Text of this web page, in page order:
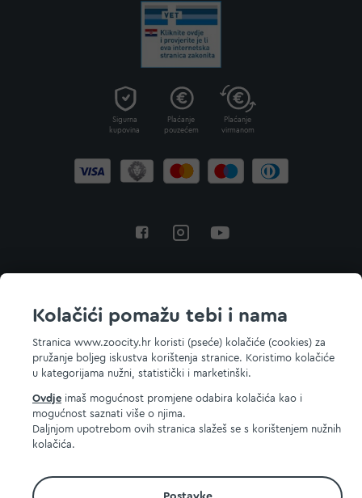
Kolačići pomažu tebi i nama
Stranica www.zoocity.hr koristi (pseće) kolačiće (cookies) za
pružanje boljeg iskustva korištenja stranice. Koristimo kolačiće
u kategorijama nužni, statistički i marketinški.
Ovdje imaš mogućnost promjene odabira kolačića kao i
mogućnost saznati više o njima.
Daljnjom upotrebom ovih stranica slažeš se s korištenjem nužnih
kolačića.
Sigurna
kupovina
Plaćanje
pouzećem
Plaćanje
virmanom
© 2026 ZOOCITY. Sva prava zadržana.